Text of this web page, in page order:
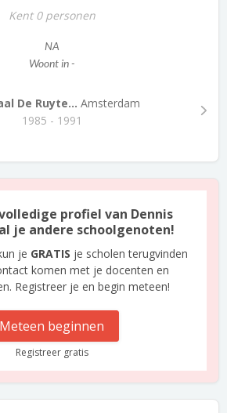
Kent 0 personen
NA
Woont in -
De Ruyte... Amsterdam
1985 - 1991
profiel van Dennis
je andere schoolgenoten!
je GRATIS je scholen terugvinden
komen met je docenten en
Registreer je en begin meteen!
Meteen beginnen
Registreer gratis